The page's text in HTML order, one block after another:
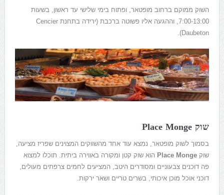
השוק ממוקם ברחוב מופטאר, ופתוח בימי שלישי עד ראשון, בשעות
7:00-13:00, וההגעה אליו פשוטה ברכבת (ירידה בתחנת Cencier
Daubeton).
שוק Place Monge
בסמוך לשוק מופטאר, נמצא עוד אחד מהשווקים המצוינים שפריז מציעה,
שוק Place Monge הוא שוק קטן ומקורה באווירה ביתית. תוכלו למצוא
פה דוכנים צבעוניים ומסודרים היטב, המציעים לחמים צרפתים מעולים,
דוכני אוכל מוכן איכותי, בשרים טריים ושאר ירקות.